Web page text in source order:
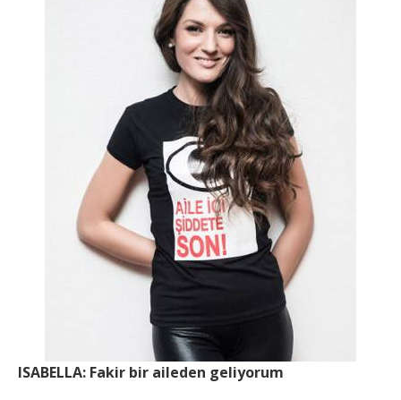
ISABELLA: Fakir bir aileden geliyorum